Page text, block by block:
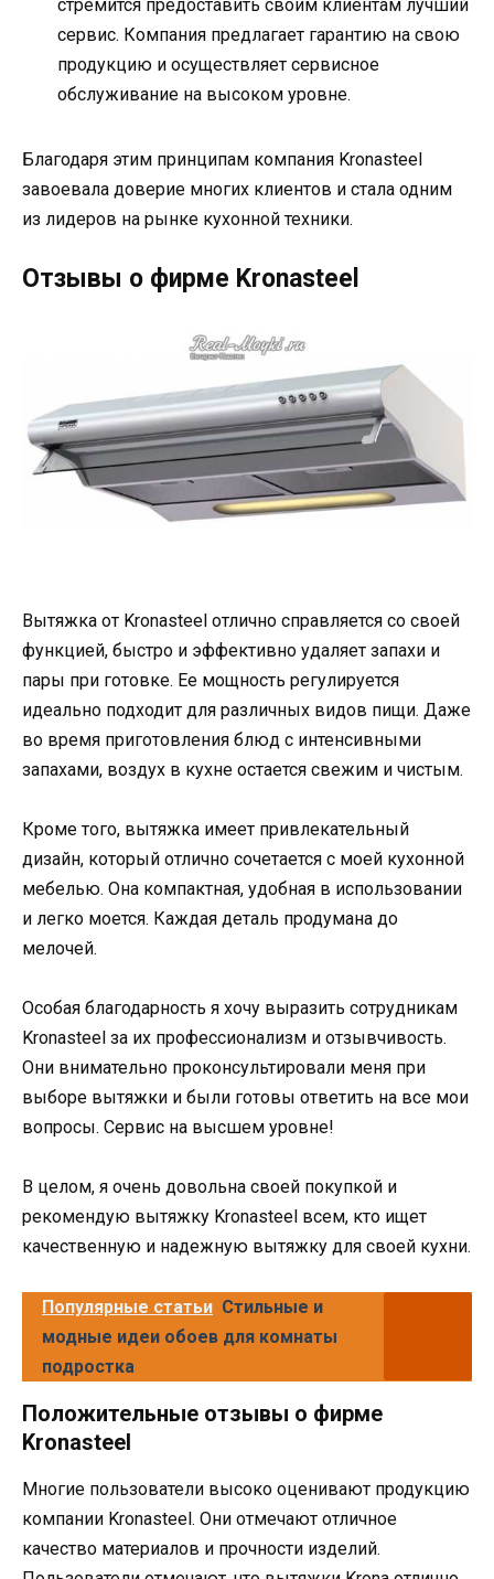
стремится предоставить своим клиентам лучший
сервис. Компания предлагает гарантию на свою
продукцию и осуществляет сервисное
обслуживание на высоком уровне.
Благодаря этим принципам компания Kronasteel
завоевала доверие многих клиентов и стала одним
из лидеров на рынке кухонной техники.
Отзывы о фирме Kronasteel
Вытяжка от Kronasteel отлично справляется со своей
функцией, быстро и эффективно удаляет запахи и
пары при готовке. Ее мощность регулируется
идеально подходит для различных видов пищи. Даже
во время приготовления блюд с интенсивными
запахами, воздух в кухне остается свежим и чистым.
Кроме того, вытяжка имеет привлекательный
дизайн, который отлично сочетается с моей кухонной
мебелью. Она компактная, удобная в использовании
и легко моется. Каждая деталь продумана до
мелочей.
Особая благодарность я хочу выразить сотрудникам
Kronasteel за их профессионализм и отзывчивость.
Они внимательно проконсультировали меня при
выборе вытяжки и были готовы ответить на все мои
вопросы. Сервис на высшем уровне!
В целом, я очень довольна своей покупкой и
рекомендую вытяжку Kronasteel всем, кто ищет
качественную и надежную вытяжку для своей кухни.
Популярные статьи Стильные и
модные идеи обоев для комнаты
подростка
Положительные отзывы о фирме
Kronasteel
Многие пользователи высоко оценивают продукцию
компании Kronasteel. Они отмечают отличное
качество материалов и прочности изделий.